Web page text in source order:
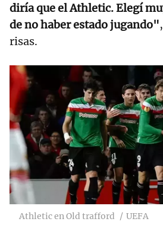
diría que el Athletic. Elegí
de no haber estado jugando"
risas.
Athletic en Old trafford UEFA